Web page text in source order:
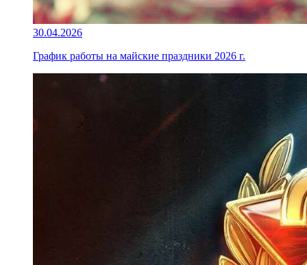
30.04.2026
График работы на майские праздники 2026 г.